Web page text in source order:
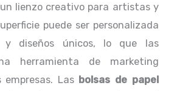
lienzo creativo para artistas y
puede ser personalizada
y diseños únicos, lo que las
herramienta de marketing
Las bolsas de papel